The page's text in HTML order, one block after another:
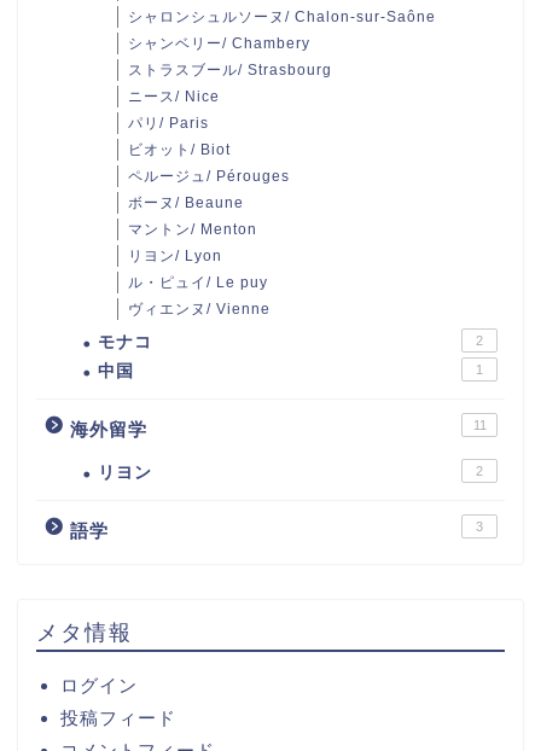
シャロンシュルソーヌ/ Chalon-sur-Saône
シャンベリー/ Chambery
ストラスブール/ Strasbourg
ニース/ Nice
パリ/ Paris
ビオット/ Biot
ペルージュ/ Pérouges
ボーヌ/ Beaune
マントン/ Menton
リヨン/ Lyon
ル・ピュイ/ Le puy
ヴィエンヌ/ Vienne
モナコ 2
中国 1
海外留学 11
リヨン 2
語学 3
メタ情報
ログイン
投稿フィード